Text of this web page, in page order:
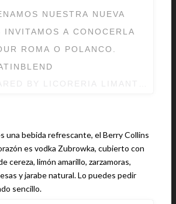
NUESTRA NUEVA
INVITAMOS A CONOCERLA
ROMA O POLANCO.
una bebida refrescante, el Berry Collins
es vodka Zubrowka, cubierto con
cereza, limón amarillo, zarzamoras,
y jarabe natural. Lo puedes pedir
sencillo.